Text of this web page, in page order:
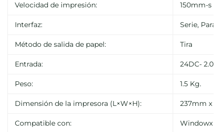
Velocidad de impresión: 150mm-s
Interfaz: Serie,
Método de salida de papel: Tira
Entrada: 24DC-
Peso: 1.5 Kg.
Dimensión de la impresora (L×W×H): 237mm x
Compatible con: Windowx